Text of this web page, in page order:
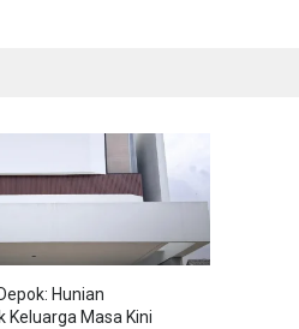
Hunian
Keluarga Masa Kini